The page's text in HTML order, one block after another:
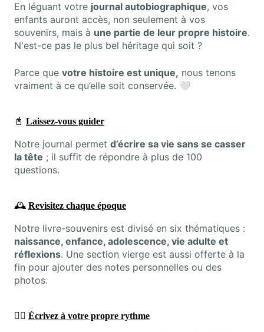
En léguant votre journal autobiographique, vos
enfants auront accès, non seulement à vos
souvenirs, mais à une partie de leur propre histoire.
N'est-ce pas le plus bel héritage qui soit ?
Parce que votre histoire est unique, nous tenons
vraiment à ce qu’elle soit conservée. 🤍
📓 Laissez-vous guider
Notre journal permet d’écrire sa vie sans se casser
la tête ; il suffit de répondre à plus de 100
questions.
🕰 Revisitez chaque époque
Notre livre-souvenirs est divisé en six thématiques :
naissance, enfance, adolescence, vie adulte et
réflexions. Une section vierge est aussi offerte à la
fin pour ajouter des notes personnelles ou des
photos.
✍🏼 Écrivez à votre propre rythme